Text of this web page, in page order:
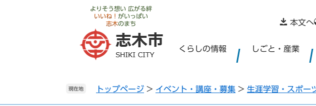
よりそう想い 広がる絆
いいね！ がいっぱい
志木のまち 本文へ
くらしの情報 しごと・産業
現在地 トップページ > イベント・講座・募集 > 生涯学習・スポー